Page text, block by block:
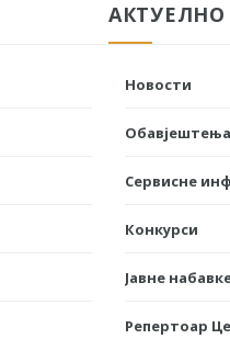
АКТУЕЛНО
Новости
Обавјештења
Сервисне
Конкурси
Јавне
Репертоар